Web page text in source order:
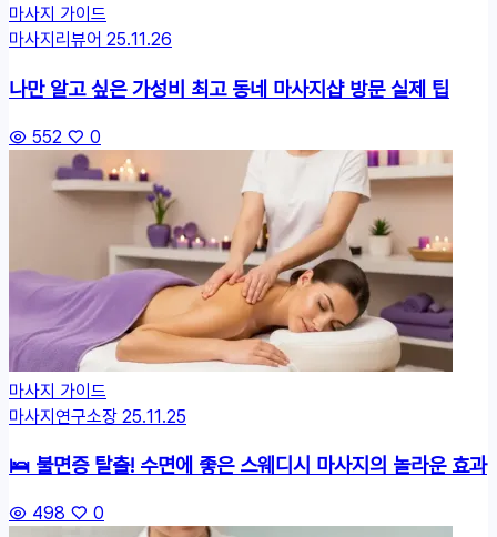
마사지 가이드
마사지리뷰어 25.11.26
나만 알고 싶은 가성비 최고 동네 마사지샵 방문 실제 팁
552 0
마사지 가이드
마사지연구소장25.11.25
🛌 불면증 탈출! 수면에 좋은 스웨디시 마사지의 놀라운 효과
498 0